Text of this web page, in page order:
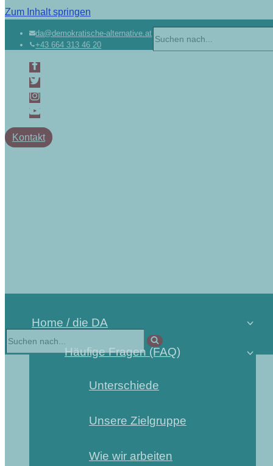
Zum Inhalt springen
da@demokratische-alternative.at
+43 664 313 46 20
Kontakt
Home / die DA
Häufige Fragen (FAQ)
Unterschiede
Unsere Zielgruppe
Wie wir arbeiten